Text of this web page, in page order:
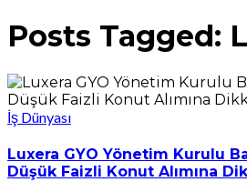
Posts Tagged:
İş Dünyası
Luxera GYO Yönetim Kurulu
Düşük Faizli Konut Alımına